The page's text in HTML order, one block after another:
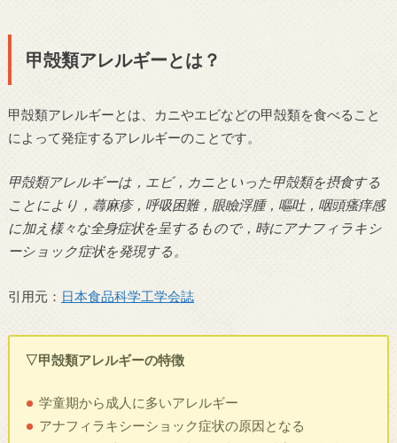
甲殻類アレルギーとは？
甲殻類アレルギーとは、カニやエビなどの甲殻類を食べること
によって発症するアレルギーのことです。
甲殻類アレルギーは，エビ，カニといった甲殻類を摂食する
ことにより，蕁麻疹，呼吸困難，眼瞼浮腫，嘔吐，咽頭瘙痒感
に加え様々な全身症状を呈するもので，時にアナフィラキシ
ーショック症状を発現する。
引用元： 日本食品科学工学会誌
▽甲殻類アレルギーの特徴
学童期から成人に多いアレルギー
アナフィラキシーショック症状の原因となる